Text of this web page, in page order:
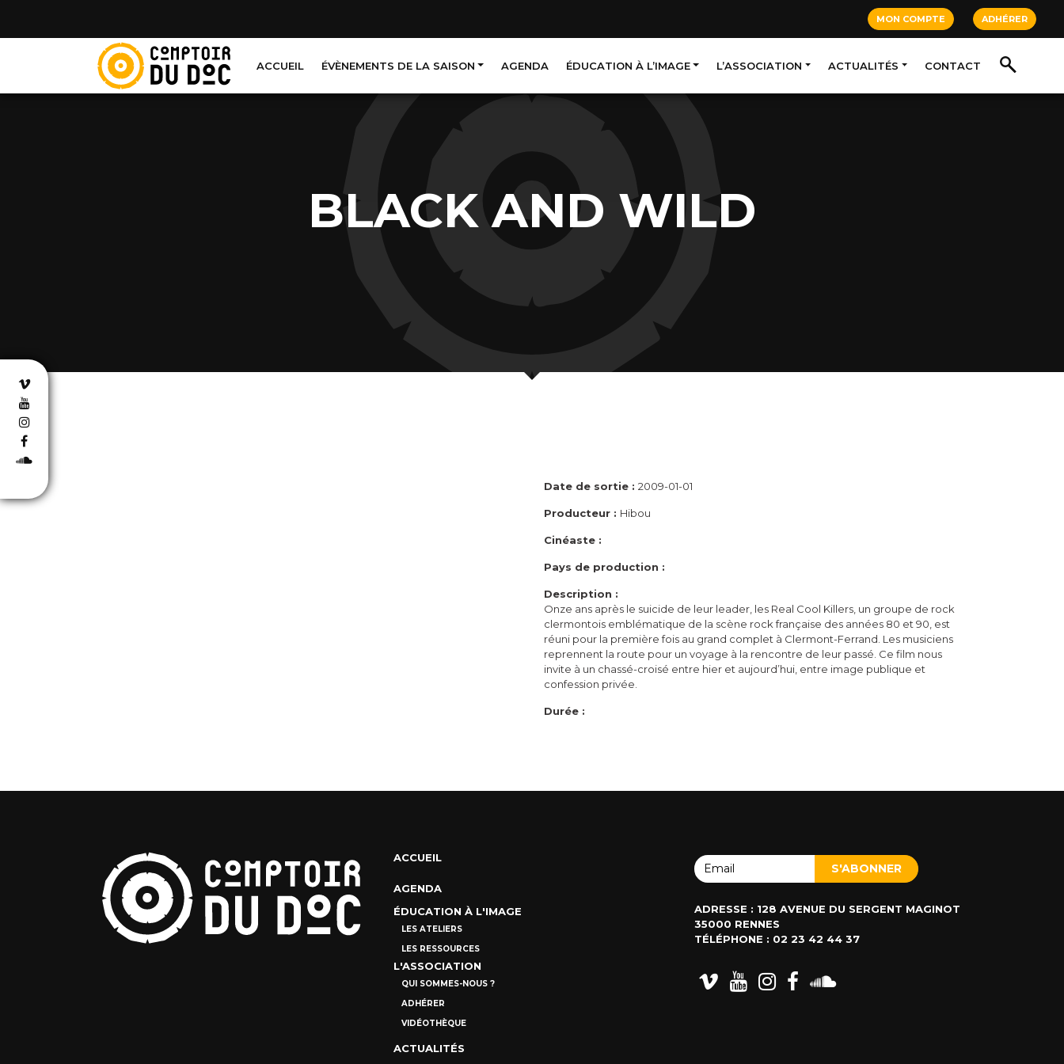
MON COMPTE ADHÉRER
ACCUEIL ÉVÈNEMENTS DE LA SAISON AGENDA ÉDUCATION À L’IMAGE L’ASSOCIATION ACTUALITÉS CONTACT
BLACK AND WILD
Date de sortie : 2009-01-01
Producteur : Hibou
Cinéaste :
Pays de production :
Description :
Onze ans après le suicide de leur leader, les Real Cool Killers, un groupe de rock
clermontois emblématique de la scène rock française des années 80 et 90, est
réuni pour la première fois au grand complet à Clermont-Ferrand. Les musiciens
reprennent la route pour un voyage à la rencontre de leur passé. Ce film nous
invite à un chassé-croisé entre hier et aujourd’hui, entre image publique et
confession privée.
Durée :
ACCUEIL
AGENDA
ÉDUCATION À L'IMAGE
LES ATELIERS
LES RESSOURCES
L'ASSOCIATION
QUI SOMMES-NOUS ?
ADHÉRER
VIDÉOTHÈQUE
ACTUALITÉS
ADRESSE : 128 AVENUE DU SERGENT MAGINOT
35000 RENNES
TÉLÉPHONE : 02 23 42 44 37